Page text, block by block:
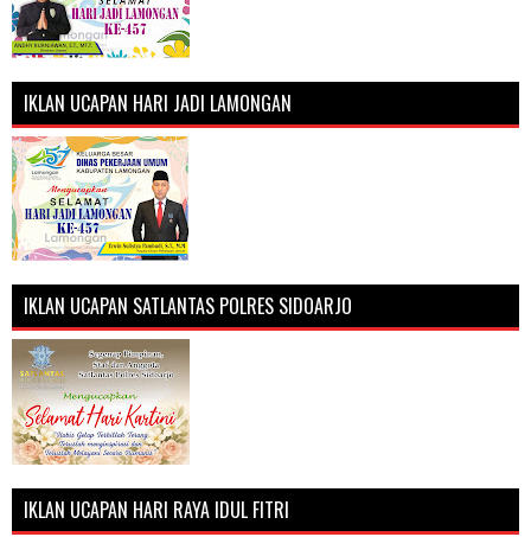
IKLAN UCAPAN HARI JADI LAMONGAN
IKLAN UCAPAN SATLANTAS POLRES SIDOARJO
IKLAN UCAPAN HARI RAYA IDUL FITRI